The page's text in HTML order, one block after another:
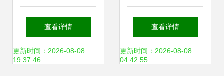
3000元被客服阻
止，原因让人动容
查看详情
更新时间：2026-08-08
19:37:46
介“吃差价”竟够买
小城一套房，结果
查看详情
更新时间：2026-08-08
04:42:55